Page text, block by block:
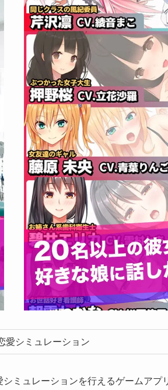
愛シミュレーション
ミュレーションを行えるゲームアプ